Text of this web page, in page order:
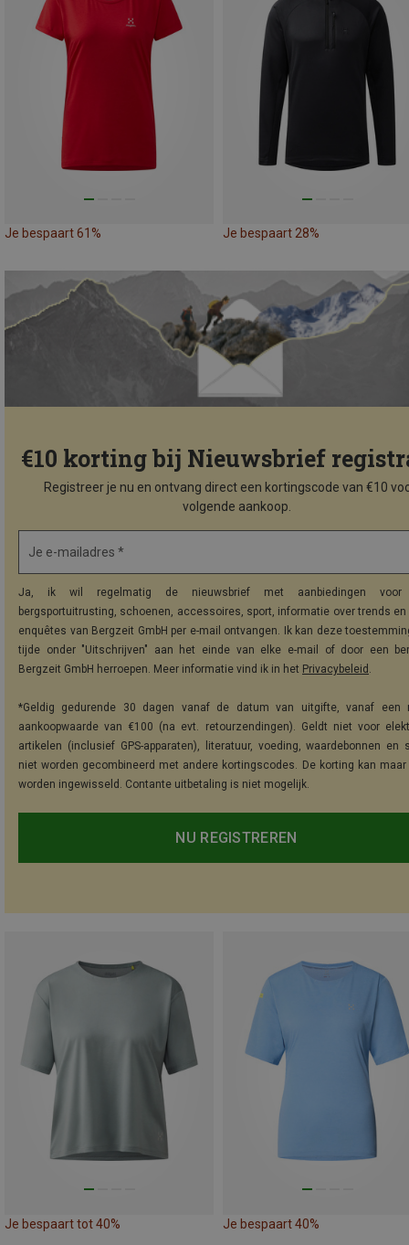
Je bespaart 61% Je bespaart 28%
€10 korting bij Nieuwsbrief
Registreer je nu en ontvang direct een kortingscode van €10
volgende aankoop.
Je e-mailadres *
Ja, ik wil regelmatig de nieuwsbrief met aanbiedingen voor
bergsportuitrusting, schoenen, accessoires, sport, informatie over trends
enquêtes van Bergzeit GmbH per e-mail ontvangen. Ik kan deze
tijde onder "Uitschrijven" aan het einde van elke e-mail of door een
Bergzeit GmbH herroepen. Meer informatie vind ik in het Privacybeleid .
*Geldig gedurende 30 dagen vanaf de datum van uitgifte, vanaf een
aankoopwaarde van €100 (na evt. retourzendingen). Geldt niet voor
artikelen (inclusief GPS-apparaten), literatuur, voeding, waardebonnen en
niet worden gecombineerd met andere kortingscodes. De korting kan maar
worden ingewisseld. Contante uitbetaling is niet mogelijk.
NU REGISTREREN
Je bespaart tot 40% Je bespaart 40%